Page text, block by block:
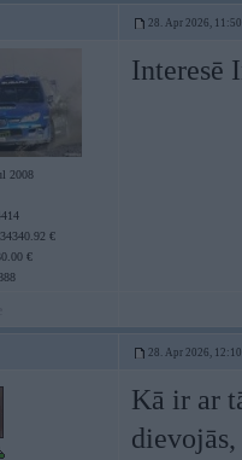
28. Apr 2026, 11:50
2008
34340.92 €
€
Interesē
28. Apr 2026, 12:10
Kā ir ar